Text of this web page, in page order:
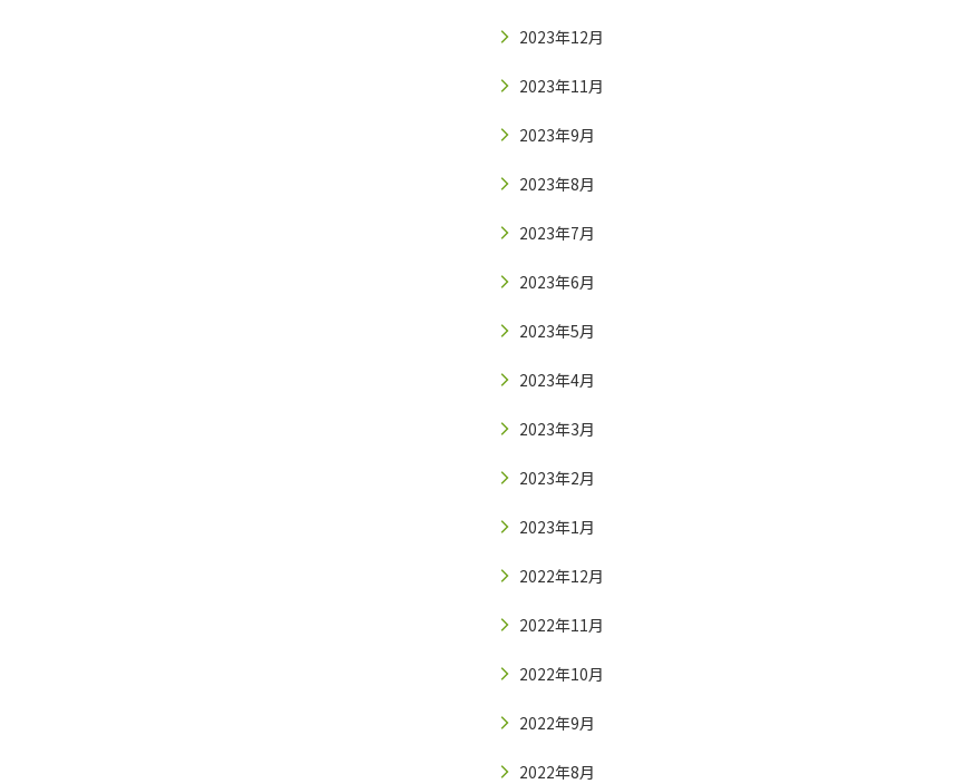
2023年12月
2023年11月
2023年9月
2023年8月
2023年7月
2023年6月
2023年5月
2023年4月
2023年3月
2023年2月
2023年1月
2022年12月
2022年11月
2022年10月
2022年9月
2022年8月